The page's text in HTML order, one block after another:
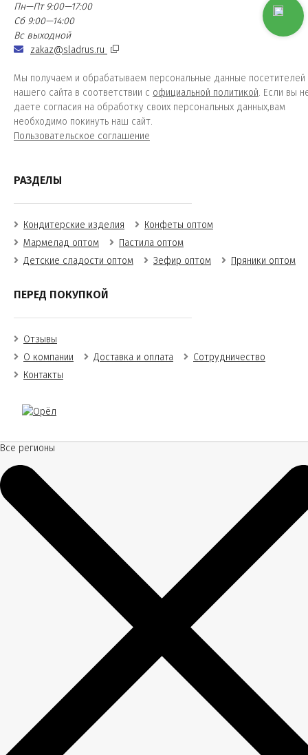
Пн—Пт 9:00—17:00
Сб 9:00—14:00
Вс выходной
zakaz@sladrus.ru
Мы получаем и обрабатываем персональные данные посетителей
нашего сайта в соответствии с официальной политикой. Если вы
даете согласия на обработку своих персональных данных,вам
необходимо покинуть наш сайт.
Пользовательское соглашение
РАЗДЕЛЫ
Кондитерские изделия
Конфеты оптом
Мармелад оптом
Пастила оптом
Детские сладости оптом
Зефир оптом Пряники оптом
ПЕРЕД ПОКУПКОЙ
Отзывы
О компании
Доставка и оплата
Сотрудничество
Контакты
Все регионы